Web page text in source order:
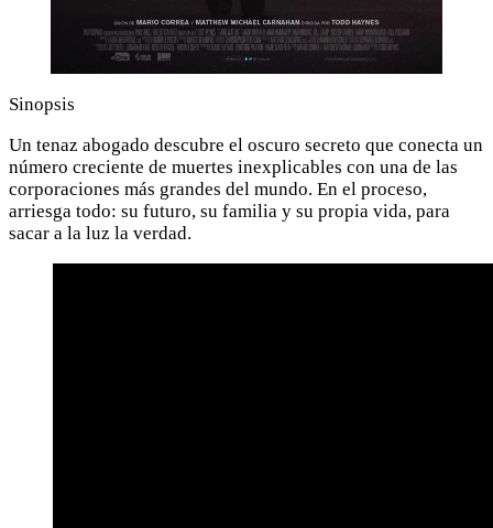
Sinopsis
Un tenaz abogado descubre el oscuro secreto que conecta un
número creciente de muertes inexplicables con una de las
corporaciones más grandes del mundo. En el proceso,
arriesga todo: su futuro, su familia y su propia vida, para
sacar a la luz la verdad.